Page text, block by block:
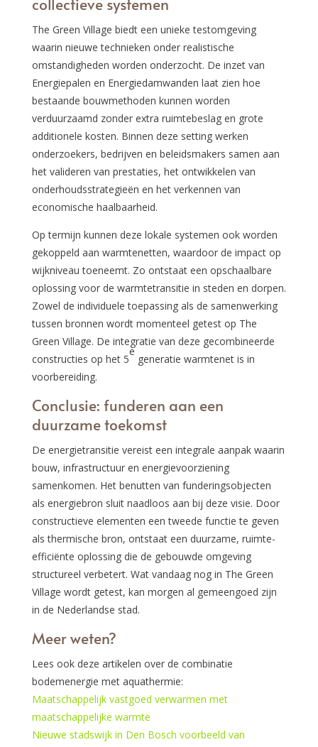
collectieve systemen
The Green Village biedt een unieke testomgeving
waarin nieuwe technieken onder realistische
omstandigheden worden onderzocht. De inzet van
Energiepalen en Energiedamwanden laat zien hoe
bestaande bouwmethoden kunnen worden
verduurzaamd zonder extra ruimtebeslag en grote
additionele kosten. Binnen deze setting werken
onderzoekers, bedrijven en beleidsmakers samen aan
het valideren van prestaties, het ontwikkelen van
onderhoudsstrategieën en het verkennen van
economische haalbaarheid.
Op termijn kunnen deze lokale systemen ook worden
gekoppeld aan warmtenetten, waardoor de impact op
wijkniveau toeneemt. Zo ontstaat een opschaalbare
oplossing voor de warmtetransitie in steden en dorpen.
Zowel de individuele toepassing als de samenwerking
tussen bronnen wordt momenteel getest op The
Green Village. De integratie van deze gecombineerde
constructies op het 5
e
generatie warmtenet is in
voorbereiding.
Conclusie: funderen aan een
duurzame toekomst
De energietransitie vereist een integrale aanpak waarin
bouw, infrastructuur en energievoorziening
samenkomen. Het benutten van funderingsobjecten
als energiebron sluit naadloos aan bij deze visie. Door
constructieve elementen een tweede functie te geven
als thermische bron, ontstaat een duurzame, ruimte-
efficiënte oplossing die de gebouwde omgeving
structureel verbetert. Wat vandaag nog in The Green
Village wordt getest, kan morgen al gemeengoed zijn
in de Nederlandse stad.
Meer weten?
Lees ook deze artikelen over de combinatie
bodemenergie met aquathermie:
Maatschappelijk vastgoed verwarmen met
maatschappelijke warmte
Nieuwe stadswijk in Den Bosch voorbeeld van